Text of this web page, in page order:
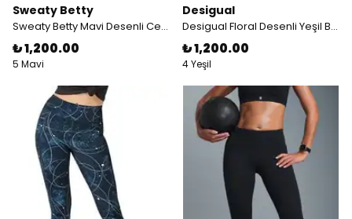
Sweaty Betty
Sweaty Betty Mavi Desenli Cep Detaylı Spor Taytı
₺ 1,200.00
5 Mavi
Desigual
Desigual Floral Desenli Yeşil Baz Renkli Spor Taytı
₺ 1,200.00
4 Yeşil